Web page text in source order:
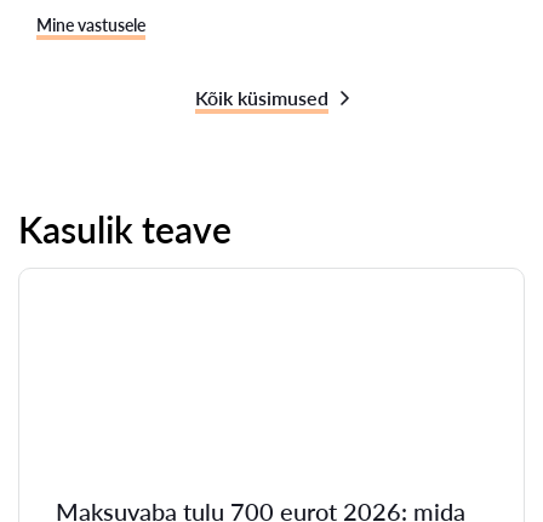
Mine vastusele
Kõik küsimused
Kasulik teave
Maksuvaba tulu 700 eurot 2026: mida